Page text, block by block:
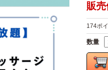
販
174ポ
数量